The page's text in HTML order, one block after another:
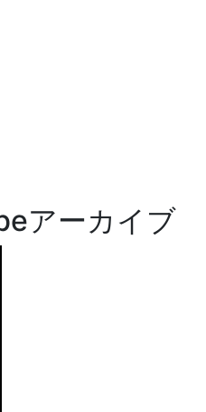
アーカイブ